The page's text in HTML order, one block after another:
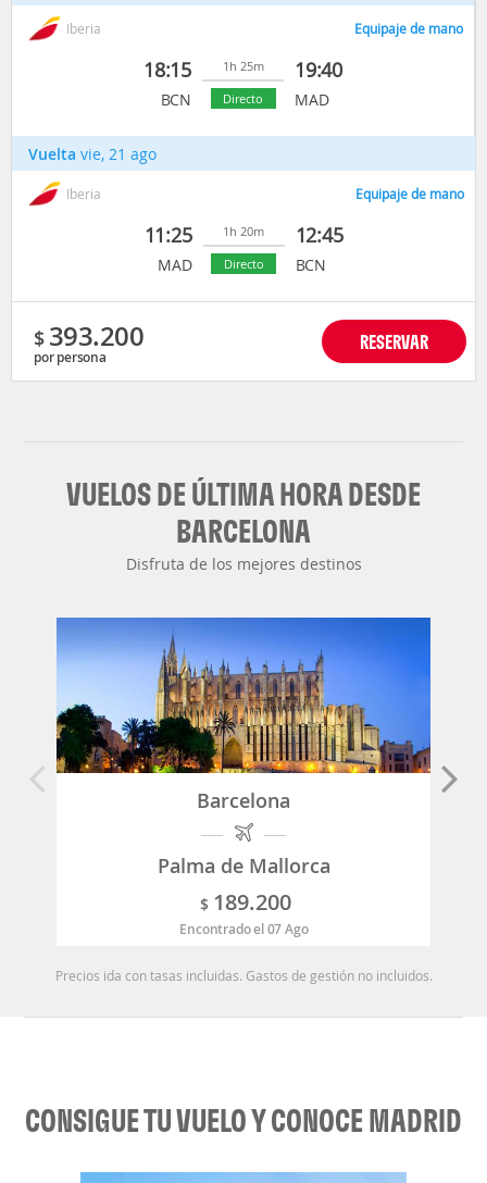
Iberia Equipaje de mano
18:15
BCN
1h 25m
Directo
19:40
MAD
Vuelta vie, 21 ago
Iberia Equipaje de mano
11:25
MAD
1h 20m
Directo
12:45
BCN
$ 393.200
por persona
RESERVAR
VUELOS DE ÚLTIMA HORA DESDE
BARCELONA
Disfruta de los mejores destinos
Barcelona
Palma de Mallorca
$ 189.200
Encontrado el 07 Ago
Precios ida con tasas incluidas. Gastos de gestión no incluidos.
CONSIGUE TU VUELO Y CONOCE MADRID